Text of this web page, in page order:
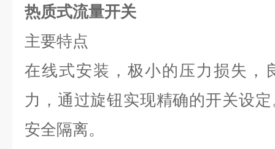
热质式流量开关
主要特点
在线式安装，极小的压力损失，
力，通过旋钮实现精确的开关设
安全隔离。